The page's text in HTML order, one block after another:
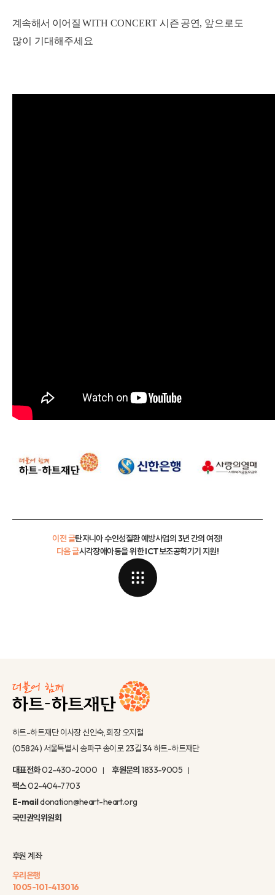
계속해서 이어질WITH CONCERT시즌 공연, 앞으로도
많이 기대해주세요
이전 글탄자니아 수인성질환 예방사업의 3년 간의 여정!
시각장애아동을 위한 ICT보조공학기기 지원!
다음 글
하트-하트재단 이사장 신인숙, 회장 오지철
(05824) 서울특별시 송파구 송이로 23길 34 하트-하트재단
대표전화02-430-2000 후원문의 1833-9005
팩스02-404-7703
E-maildonation@heart-heart.org
국민권익위원회
후원 계좌
우리은행
1005-101-413016